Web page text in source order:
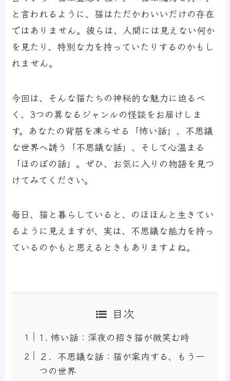
と言われるように、猫はただかわいいだけの存在
ではありません。彼らは、人間には見えない何か
を見たり、特別な力を持っていたりするのかもし
れません。
今回は、そんな猫たちの神秘的な魅力に迫るべ
く、3つの異なるジャンルの怪談をお届けしま
す。あなたの背筋を凍らせる「怖い話」、不思議
な世界へ誘う「不思議な話」、そして心温まる
「ほのぼの話」。ぜひ、お気に入りの物語を見つ
けてみてください。
毎日、猫と暮らしていると、のほほんと生きてい
るように見えますが、実は、不思議な能力を持っ
ているのかもと思えるときもありますよね。
目次
1. 怖い話：深夜の招き猫が微笑む時
２．不思議な話：猫が案内する、もう一
つの世界